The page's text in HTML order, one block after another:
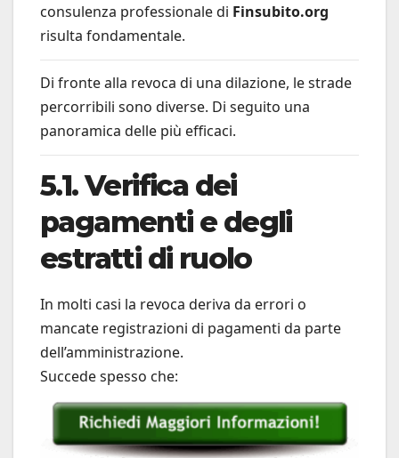
consulenza professionale di Finsubito.org
risulta fondamentale.
Di fronte alla revoca di una dilazione, le strade
percorribili sono diverse. Di seguito una
panoramica delle più efficaci.
5.1. Verifica dei
pagamenti e degli
estratti di ruolo
In molti casi la revoca deriva da errori o
mancate registrazioni di pagamenti da parte
dell’amministrazione.
Succede spesso che: